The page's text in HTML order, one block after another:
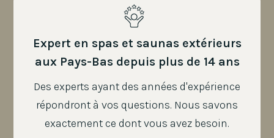
Expert en spas et saunas extérieurs
aux Pays-Bas depuis plus de 14 ans
Des experts ayant des années d'expérience
répondront à vos questions. Nous savons
exactement ce dont vous avez besoin.